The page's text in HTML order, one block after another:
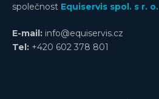
společnost Equiservis spol. s r. o.
E-mail: info@equiservis.cz
Tel: +420 602 378 801